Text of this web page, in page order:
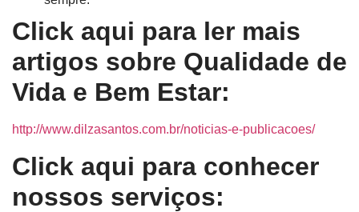
Click aqui para ler mais
artigos sobre Qualidade de
Vida e Bem Estar:
http://www.dilzasantos.com.br/noticias-e-publicacoes/
Click aqui para conhecer
nossos serviços: